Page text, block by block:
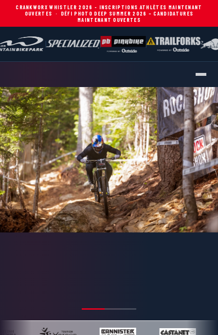
CRANKWORX WHISTLER 2026 - INSCRIPTIONS ATHLÈTES MAINTENANT
OUVERTES · DÉFI PHOTO DEEP SUMMER 2026 – CANDIDATURES
MAINTENANT OUVERTES